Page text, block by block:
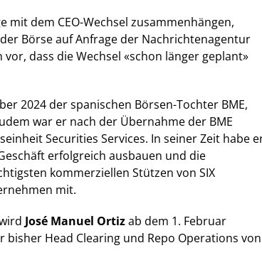
mit dem CEO-Wechsel zusammenhängen,
Börse auf Anfrage der Nachrichtenagentur
dass die Wechsel «schon länger geplant»
2024 der spanischen Börsen-Tochter BME,
war er nach der Übernahme der BME
Securities Services. In seiner Zeit habe
erfolgreich ausbauen und die
kommerziellen Stützen von SIX
mit.
José Manuel Ortizab dem 1. Februar
Head Clearing und Repo Operations von